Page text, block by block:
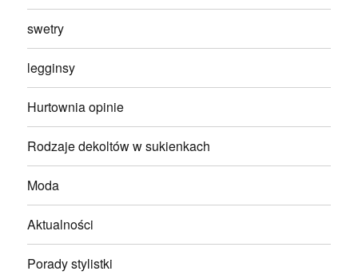
swetry
legginsy
Hurtownia opinie
Rodzaje dekoltów w sukienkach
Moda
Aktualności
Porady stylistki